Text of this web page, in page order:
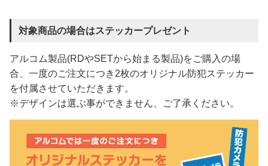
対象商品の場合はステッカープレゼント
アルコム製品(RDやSETから始まる製品)をご購入の場
合、一度のご注文につき2枚のオリジナル防犯ステッカー
を付属させていただきます。
※デザインは選ぶ事ができません、ご了承ください。